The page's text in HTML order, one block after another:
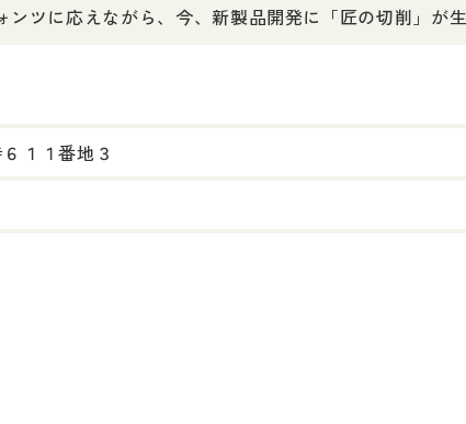
ツに応えながら、今、新製品開発に「匠の切削」が生
１１番地３